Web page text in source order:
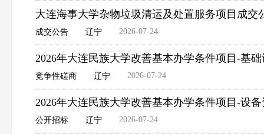
大连海事大学杂物垃圾清运及处置服务项目成交
成交公告 辽宁 2026-07-24
2026年大连民族大学改善基本办学条件项目-基
竞争性磋商 辽宁 2026-07-24
2026年大连民族大学改善基本办学条件项目-设
公开招标 辽宁 2026-07-24